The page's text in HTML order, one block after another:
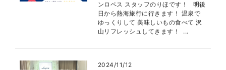
ンロペス スタッフのりほです！ 明後
日から熱海旅行に行きます！ 温泉で
ゆっくりして 美味しいもの食べて 沢
山リフレッシュしてきます！ ...
2024/11/12